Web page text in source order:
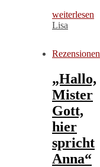
weiterlesen
Lisa
Rezensionen
„Hallo,
Mister
Gott,
hier
spricht
Anna“